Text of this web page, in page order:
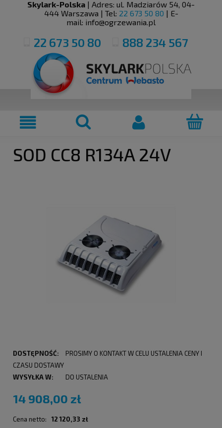
Skylark-Polska | Adres: ul. Madziarów 54, 04-
444 Warszawa | Tel: 22 673 50 80 | E-
mail: info@ogrzewania.pl
22 673 50 80 888 234 567
SOD CC8 R134A 24V
DOSTĘPNOŚĆ:
PROSIMY O KONTAKT W CELU USTALENIA CENY I
CZASU DOSTAWY
WYSYŁKA W:
DO USTALENIA
14 908,00 zł
Cena netto: 12 120,33 zł